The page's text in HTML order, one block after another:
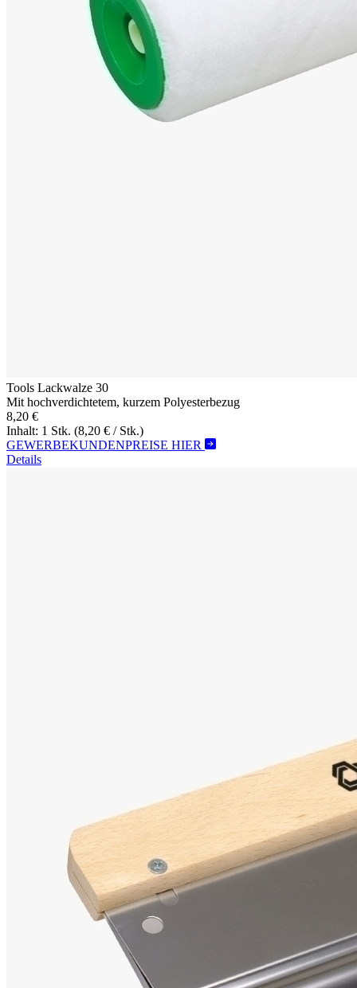
Tools Lackwalze 30
Mit hochverdichtetem, kurzem Polyesterbezug
8,20 €
Inhalt: 1 Stk. (8,20 € / Stk.)
GEWERBEKUNDENPREISE HIER
Details